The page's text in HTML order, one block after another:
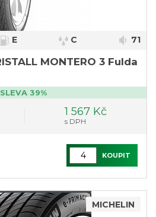
E C 71
SLEVA 39%
1 567 Kč
s DPH
KOUPIT
MICHELIN